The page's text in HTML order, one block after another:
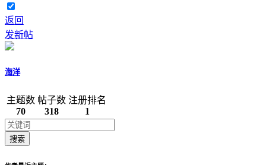
返回
发新帖
海洋
主题数
70
帖子数
318
注册排名
1
搜索